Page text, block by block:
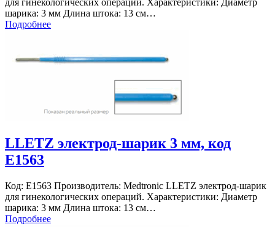
для гинекологических операций. Характеристики: Диаметр
шарика: 3 мм Длина штока: 13 см…
Подробнее
LLETZ электрод-шарик 3 мм, код
E1563
Код: E1563 Производитель: Medtronic LLETZ электрод-шарик
для гинекологических операций. Характеристики: Диаметр
шарика: 3 мм Длина штока: 13 см…
Подробнее